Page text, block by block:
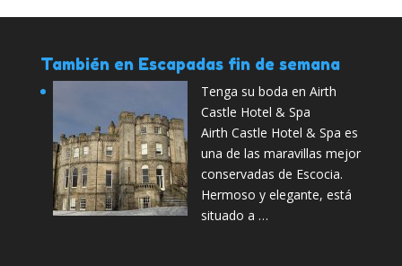
También en Escapadas fin de semana
Tenga su boda en Airth
Castle Hotel & Spa
Airth Castle Hotel & Spa es
una de las maravillas mejor
conservadas de Escocia.
Hermoso y elegante, está
situado a …